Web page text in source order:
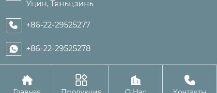
Уцин, Тяньцзинь
 +86-22-29525277
 +86-22-29525278
Авторское право©ООО Тяньцзинь Хунлу Пищевой
   